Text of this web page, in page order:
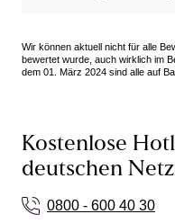
Maßband
beträgt ungedehnt
Natürlich könnte
bestellen, zum
verändert sich damit
Suche nach der
kompliziert macht.
Wir können aktuell nicht für alle
bewertet wurde, auch wirklich im
dem 01. März 2024 sind alle auf
Kostenlose
deutschen
0800 - 600 40 30